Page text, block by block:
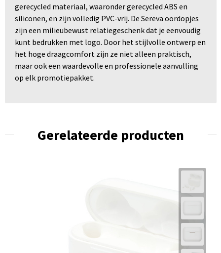
gerecycled materiaal, waaronder gerecycled ABS en
siliconen, en zijn volledig PVC-vrij. De Sereva oordopjes
zijn een milieubewust relatiegeschenk dat je eenvoudig
kunt bedrukken met logo. Door het stijlvolle ontwerp en
het hoge draagcomfort zijn ze niet alleen praktisch,
maar ook een waardevolle en professionele aanvulling
op elk promotiepakket.
Gerelateerde producten